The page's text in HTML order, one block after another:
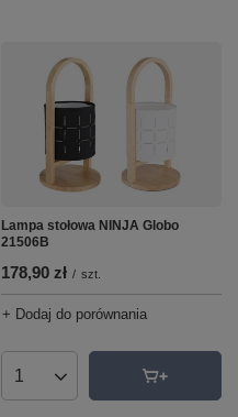
Lampa stołowa NINJA Globo
21506B
178,90 zł / szt.
+ Dodaj do porównania
Ilość produktów